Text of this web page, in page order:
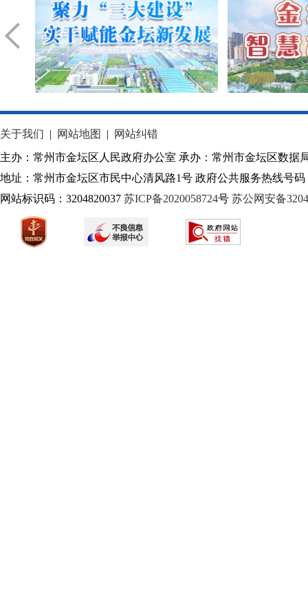
关于我们 | 网站地图 |
网站纠错
主办：常州市金坛区人民政府办公室 承办：常州市金坛区数据
地址：常州市金坛区市民中心清风路1号 政府公共服务热线号码
网站标识码：3204820037 苏ICP备2020058724号 苏公网安备